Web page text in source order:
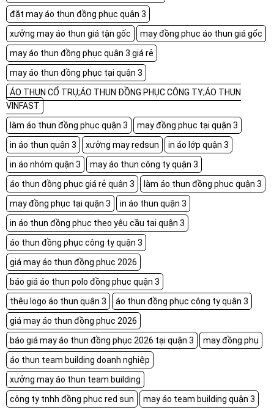
đặt may áo thun đồng phục quận 3
xưởng may áo thun giá tận gốc
may đồng phục áo thun giá gốc
may áo thun đồng phục quận 3 giá rẻ
may áo thun đồng phục tại quận 3
ÁO THUN CỔ TRỤ;ÁO THUN ĐỒNG PHỤC CÔNG TY;ÁO THUN
VINFAST
làm áo thun đồng phục quận 3
may đồng phục tại quận 3
in áo thun quận 3
xưởng may redsun
in áo lớp quận 3
in áo nhóm quận 3
may áo thun công ty quận 3
áo thun đồng phục giá rẻ quận 3
làm áo thun đồng phục quận 3
may đồng phục tại quận 3
in áo thun quận 3
in áo thun đồng phục theo yêu cầu tại quận 3
áo thun đồng phục công ty quận 3
giá may áo thun đồng phục 2026
báo giá áo thun polo đồng phục quận 3
thêu logo áo thun quận 3
áo thun đồng phục công ty quận 3
giá may áo thun đồng phục 2026
báo giá may áo thun đồng phục 2026 tại quận 3
may đồng phụ
áo thun team building doanh nghiệp
xưởng may áo thun team building
công ty tnhh đồng phục red sun
may áo team building quận 3